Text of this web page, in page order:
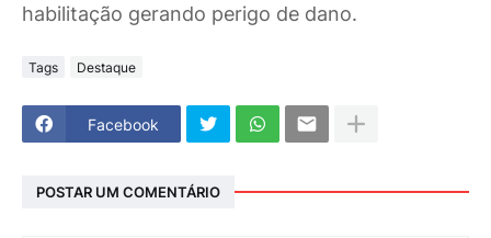
habilitação gerando perigo de dano.
Tags Destaque
Facebook
POSTAR UM COMENTÁRIO